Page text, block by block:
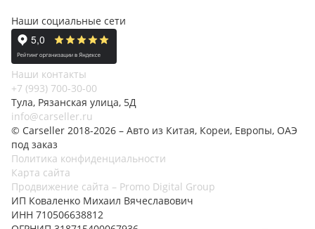
Наши социальные сети
Наши контакты
+7 (993) 700-30-00
Тула, Рязанская улица, 5Д
info@carseller.ru
© Carseller 2018-2026 – Авто из Китая, Кореи, Европы, ОАЭ
под заказ
Политика конфиденциальности
Карта сайта
Продвижение сайта – Promo Digital Group
ИП Коваленко Михаил Вячеславович
ИНН 710506638812